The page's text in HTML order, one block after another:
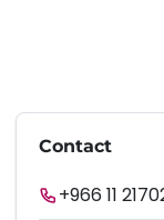
Contact
+966 11